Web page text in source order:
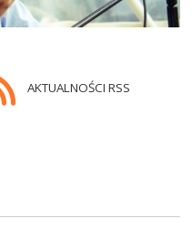
AKTUALNOŚCI RSS